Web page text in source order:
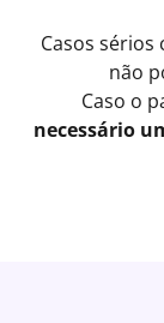
Casos
não
Caso o
necessário